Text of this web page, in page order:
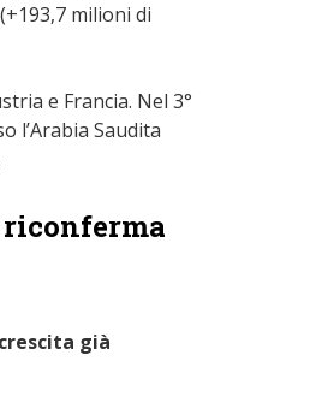
milioni di
e Francia. Nel 3°
l’Arabia Saudita
già